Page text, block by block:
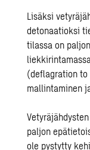
Lisäksi
detonaatioksi
tilassa on
(deflagration to
mallintaminen
paljon
ole pystytty